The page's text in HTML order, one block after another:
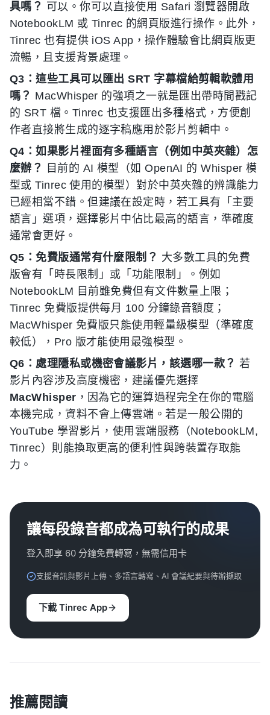
具嗎？ 可以。你可以直接使用 Safari 瀏覽器開啟
NotebookLM 或 Tinrec 的網頁版進行操作。此外，
Tinrec 也有提供 iOS App，操作體驗會比網頁版更
流暢，且支援背景處理。
Q3：這些工具可以匯出 SRT 字幕檔給剪輯軟體用
嗎？ MacWhisper 的強項之一就是匯出帶時間戳記
的 SRT 檔。Tinrec 也支援匯出多種格式，方便創
作者直接將生成的逐字稿應用於影片剪輯中。
Q4：如果影片裡面有多種語言（例如中英夾雜）怎
麼辦？
目前的 AI 模型（如 OpenAI 的 Whisper 模
型或 Tinrec 使用的模型）對於中英夾雜的辨識能力
已經相當不錯。但建議在設定時，若工具有「主要
語言」選項，選擇影片中佔比最高的語言，準確度
通常會更好。
Q5：免費版通常有什麼限制？ 大多數工具的免費
版會有「時長限制」或「功能限制」。例如
NotebookLM 目前雖免費但有文件數量上限；
Tinrec 免費版提供每月 100 分鐘錄音額度；
MacWhisper 免費版只能使用輕量級模型（準確度
較低），Pro 版才能使用最強模型。
Q6：處理隱私或機密會議影片，該選哪一款？ 若
影片內容涉及高度機密，建議優先選擇
MacWhisper ，因為它的運算過程完全在你的電腦
本機完成，資料不會上傳雲端。若是一般公開的
YouTube 學習影片，使用雲端服務（NotebookLM,
Tinrec）則能換取更高的便利性與跨裝置存取能
力。
讓每段錄音都成為可執行的成果
登入即享 60 分鐘免費轉寫，無需信用卡
支援音訊與影片上傳、多語言轉寫、AI 會議紀要與待辦擷取
下載 Tinrec App
推薦閱讀